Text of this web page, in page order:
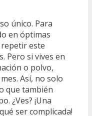
único. Para
en óptimas
este
Pero si vives en
o polvo,
Así, no solo
que también
¿Ves? ¡Una
ser complicada!